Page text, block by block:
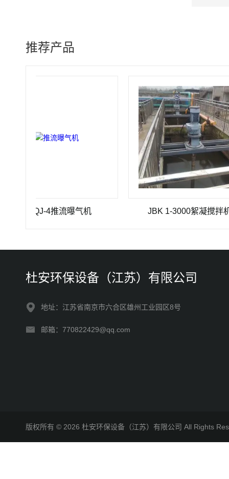
推荐产品
4推流曝气机 JBK 1-3000絮凝搅拌机
杜安环保设备（江苏）有限公司
地址：江苏省南京市六合区雄州工业园区8号
邮箱：770822429@qq.com
版权所有 © 2026 杜安环保设备（江苏）有限公司 All Rights